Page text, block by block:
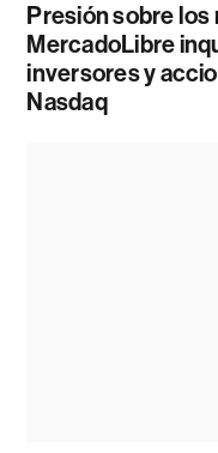
Presión sobre los
MercadoLibre
inversores y
Nasdaq